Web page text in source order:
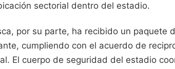
sectorial dentro del estadio.
por su parte, ha recibido un paquete
cumpliendo con el acuerdo de
El cuerpo de seguridad del estadio